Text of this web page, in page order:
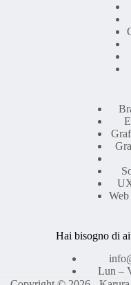
Hai bisogno di
Lun –